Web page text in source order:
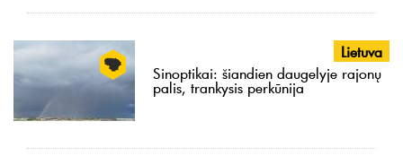
Lietuva
Sinoptikai: šiandien daugelyje rajonų
palis, trankysis perkūnija